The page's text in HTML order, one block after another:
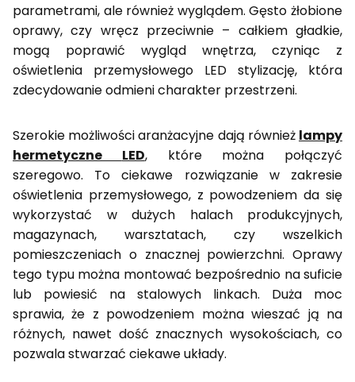
parametrami, ale również wyglądem. Gęsto żłobione
oprawy, czy wręcz przeciwnie – całkiem gładkie,
mogą poprawić wygląd wnętrza, czyniąc z
oświetlenia przemysłowego LED stylizację, która
zdecydowanie odmieni charakter przestrzeni.
Szerokie możliwości aranżacyjne dają również lampy
hermetyczne LED, które można połączyć
szeregowo. To ciekawe rozwiązanie w zakresie
oświetlenia przemysłowego, z powodzeniem da się
wykorzystać w dużych halach produkcyjnych,
magazynach, warsztatach, czy wszelkich
pomieszczeniach o znacznej powierzchni. Oprawy
tego typu można montować bezpośrednio na suficie
lub powiesić na stalowych linkach. Duża moc
sprawia, że z powodzeniem można wieszać ją na
różnych, nawet dość znacznych wysokościach, co
pozwala stwarzać ciekawe układy.